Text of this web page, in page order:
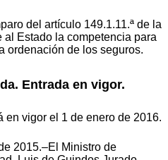
del artículo 149.1.11.ª de la
Estado la competencia para
ordenación de los seguros.
Entrada en vigor.
en vigor el 1 de enero de 2016.
2015.–El Ministro de